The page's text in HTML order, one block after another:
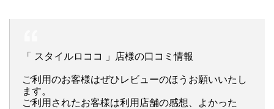
「 スタイルロココ 」店様の口コミ情報
ご利用のお客様はぜひレビューのほうお願いいたし
ます。
ご利用されたお客様は利用店舗の感想、よかった